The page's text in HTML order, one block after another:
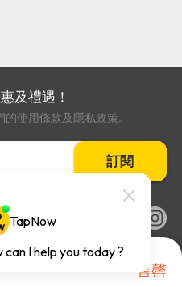
售罄
及禮遇！
的使用條款及 隱私政策。
訂閱